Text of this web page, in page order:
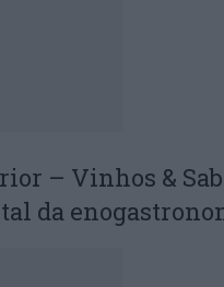
– Vinhos &
da